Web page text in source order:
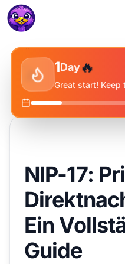
🔥
✨
⭐ 1Day🔥
Great start! Keep
NIP-17:
Ein
Guide